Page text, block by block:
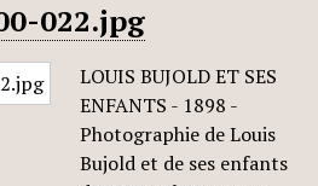
022.jpg
LOUIS BUJOLD ET SES
ENFANTS - 1898 -
Photographie de Louis
Bujold et de ses enfants